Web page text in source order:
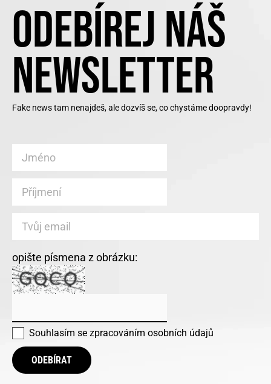
ODEBÍREJ NÁŠ
NEWSLETTER
Fake news tam nenajdeš, ale dozvíš se, co chystáme doopravdy!
opište písmena z obrázku:
Souhlasím se zpracováním osobních údajů
ODEBÍRAT